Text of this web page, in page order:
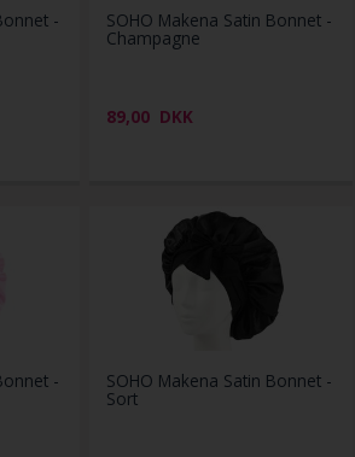
- SOHO Makena Satin Bonnet -
Champagne
89,00 DKK
- SOHO Makena Satin Bonnet -
Sort